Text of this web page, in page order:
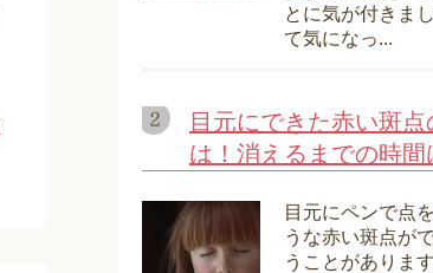
とに気が付きま
て気になっ...
目元にできた赤い斑点
は！消えるまでの時間
目元にペンで点
うな赤い斑点が
うことがありま